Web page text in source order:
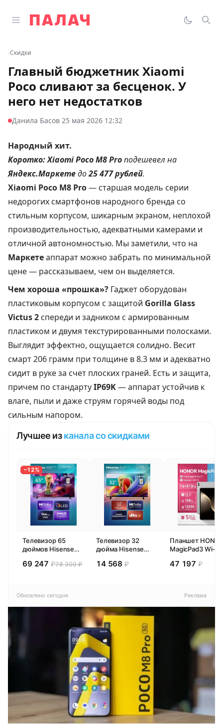
Открыть главное меню
Палач
‹Скидки
Главный бюджетник Xiaomi
Poco сливают за бесценок. У
него нет недостатков
Данила Басов·25 мая 2026 12:32
Народный хит.
Коротко:Xiaomi Poco M8 Proподешевел на
Яндекс.Маркетедо25 477 рублей.
Xiaomi Poco M8 Pro— старшая модель серии
недорогих смартфонов народного бренда со
стильным корпусом, шикарным экраном, неплохой
производительностью, адекватными камерами и
отличной автономностью. Мы заметили, что на
Маркетеаппарат можно забрать по минимальной
цене — рассказываем, чем он выделяется.
Чем хороша «прошка»? Гаджет оборудован
пластиковым корпусом с защитой Gorilla Glass
Victus 2 спереди и задником с армированным
пластиком и двумя текстурированными полосками.
Выглядит эффектно, ощущается солидно. Весит
смарт 206 грамм при толщине в 8.3 мм и адекватно
сидит в руке за счет плоских граней. Есть и защита,
причем по стандартуIP69K— аппарат устойчив к
влаге, пыли и даже струям горячей воды под
сильным напором.
Лучшее изканала со скидками
−12%
Телевизор 65
дюймов Hisense
(2026) Смарт ТВ
69 247 ₽78 300 ₽
Телевизор 32
дюйма Hisense
Смарт ТВ HD
14 568 ₽
Планшет
MagicPad3 Wi-Fi,
Snapdragon 8,
47 197 ₽
Обновлено сегодня Реклама